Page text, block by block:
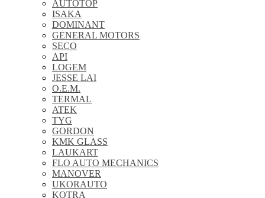
AUTOTOP
ISAKA
DOMINANT
GENERAL MOTORS
SECO
API
LOGEM
JESSE LAI
O.E.M.
TERMAL
ATEK
TYG
GORDON
KMK GLASS
LAUKART
FLO AUTO MECHANICS
MANOVER
UKORAUTO
KOTRA